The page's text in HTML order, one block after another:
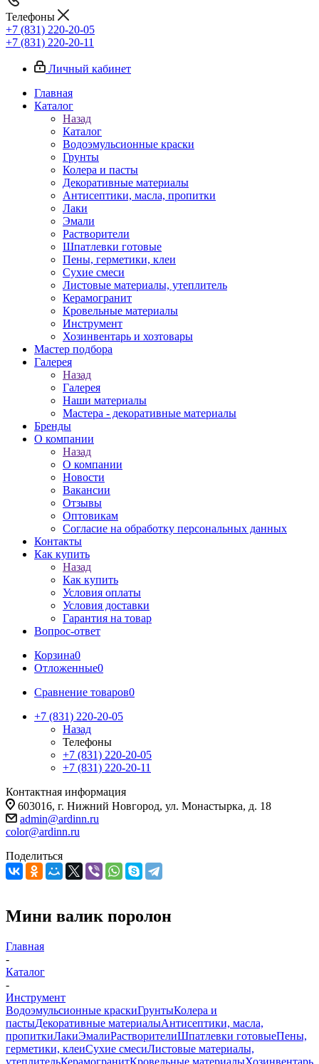
Телефоны
+7 (831) 220-20-05
+7 (831) 220-20-11
Личный кабинет
Главная
Каталог
Назад
Каталог
Водоэмульсионные краски
Грунты
Колера и пасты
Декоративные материалы
Антисептики, масла, пропитки
Лаки
Эмали
Растворители
Шпатлевки готовые
Пены, герметики, клеи
Сухие смеси
Листовые материалы, утеплитель
Керамогранит
Кровельные материалы
Инструмент
Хозинвентарь и хозтовары
Мастер подбора
Галерея
Назад
Галерея
Наши материалы
Мастера - декоративные материалы
Бренды
О компании
Назад
О компании
Новости
Вакансии
Отзывы
Оптовикам
Cогласие на обработку персональных данных
Контакты
Как купить
Назад
Как купить
Условия оплаты
Условия доставки
Гарантия на товар
Вопрос-ответ
Корзина0
Отложенные0
Сравнение товаров0
+7 (831) 220-20-05
Назад
Телефоны
+7 (831) 220-20-05
+7 (831) 220-20-11
Контактная информация
603016, г. Нижний Новгород, ул. Монастырка, д. 18
admin@ardinn.ru
color@ardinn.ru
Поделиться
Мини валик поролон
Главная
-
Каталог
-
Инструмент
Водоэмульсионные краскиГрунтыКолера и
пастыДекоративные материалыАнтисептики, масла,
пропиткиЛакиЭмалиРастворителиШпатлевки готовыеПены,
герметики, клеиСухие смесиЛистовые материалы,
утеплительКерамогранитКровельные материалыХозинвентарь